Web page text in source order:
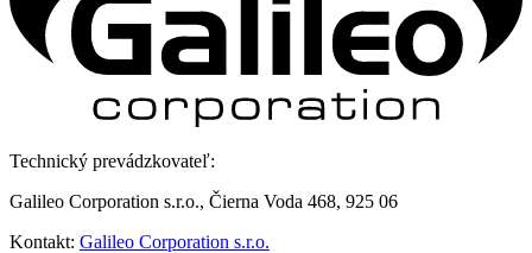
Technický prevádzkovateľ:
Galileo Corporation s.r.o., Čierna Voda 468, 925 06
Kontakt: Galileo Corporation s.r.o.